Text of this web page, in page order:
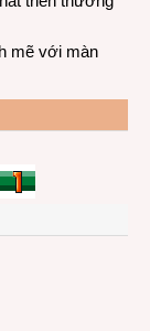
mẽ với màn